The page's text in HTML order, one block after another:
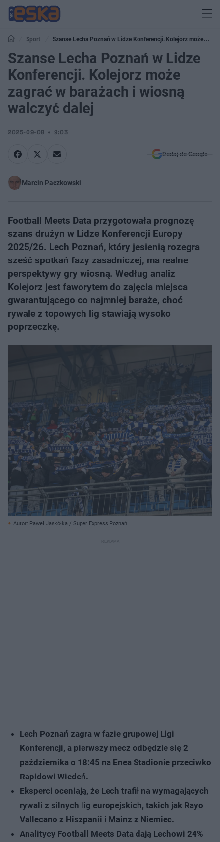
Sport
Szanse Lecha Poznań w Lidze Konferencji. Kolejorz może
zagrać w barażach i wiosną walczyć dalej
Szanse Lecha Poznań w Lidze
Konferencji. Kolejorz może
zagrać w barażach i wiosną
walczyć dalej
2025-09-08 9:03
Dodaj do Google
Marcin Paczkowski
Football Meets Data przygotowała prognozę
szans drużyn w Lidze Konferencji Europy
2025/26. Lech Poznań, który jesienią rozegra
sześć spotkań fazy zasadniczej, ma realne
perspektywy gry wiosną. Według analiz
Kolejorz jest faworytem do zajęcia miejsca
gwarantującego co najmniej baraże, choć
rywale z topowych lig stawiają wysoko
poprzeczkę.
Autor: Paweł Jaskółka / Super Express Poznań
Lech Poznań zagra w fazie grupowej Ligi
Konferencji, a pierwszy mecz odbędzie się 2
października o 18:45 na Enea Stadionie przeciwko
Rapidowi Wiedeń.
Eksperci oceniają, że Lech trafił na wymagających
rywali z silnych lig europejskich, takich jak Rayo
Vallecano z Hiszpanii i Mainz z Niemiec.
Analitycy Football Meets Data dają Lechowi 24%